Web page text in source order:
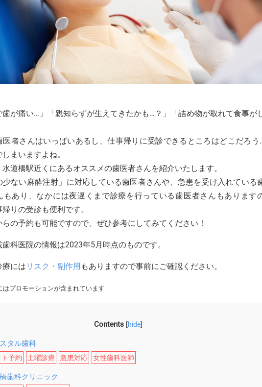
歯が痛い…」「親知らずが生えてきたかも…？」「詰め物が取れて食事が
医者さんはいっぱいあるし、仕事帰りに受診できるところはどこだろう
まいますよね。
道橋駅近くにあるオススメの歯医者さんを紹介いたします。
少ない麻酔注射」に対応している歯医者さんや、急患を受け入れている
もあり、なかには夜遅くまで診療を行っている歯医者さんもあります
りの受診も便利です。
らの予約も可能ですので、ぜひ参考にしてみてください！
科医院の情報は2023年5月時点のものです。
には リスク・副作用 もありますので事前にご確認ください。
プロモーションが含まれています
Contents [hide]
タル歯科
ト予約 土曜診療 急患対応 女性歯科医師
歯科クリニック